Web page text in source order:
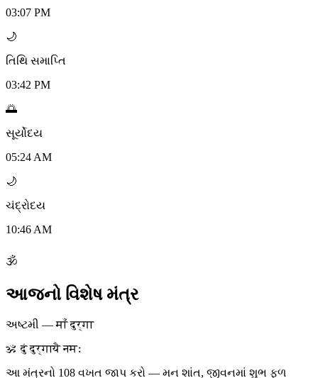
03:07 PM
🌙
તિથિ સમાપ્તિ
03:42 PM
🌅
સૂર્યોદય
05:24 AM
🌙
ચંદ્રોદય
10:46 AM
🕉
આજનો વિશેષ મંત્ર
અષ્ટમી —माँ दुर्गा
ॐ दुं दुर्गायै नमः
આ મંત્રનો 108 વખત જાપ કરો — મન શાંત, જીવનમાં શુભ ફળ